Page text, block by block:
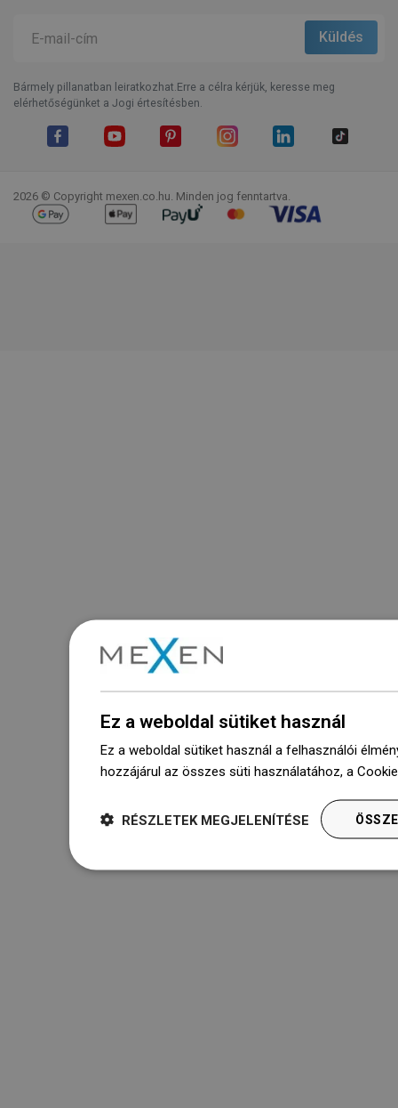
Bármely pillanatban leiratkozhat.Erre a célra kérjük, keresse meg
elérhetőségünket a Jogi értesítésben.
2026 © Copyright mexen.co.hu. Minden jog fenntartva.
Ez a weboldal sütiket használ
Ez a weboldal sütiket használ a felhasználói
hozzájárul az összes süti használatához, a
RÉSZLETEK MEGJELENÍTÉSE